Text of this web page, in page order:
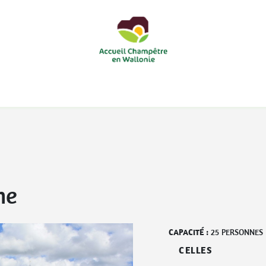
CAPACITÉ : 25 PERSONNES
CELLES